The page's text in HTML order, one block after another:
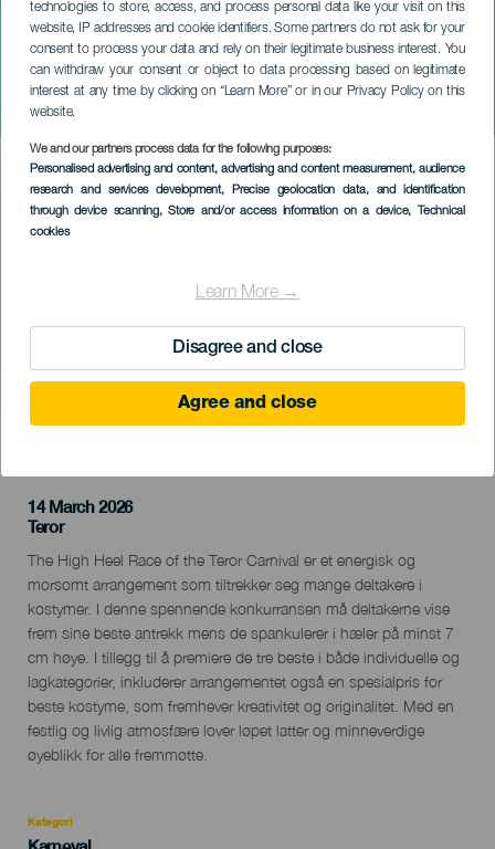
technologies to store, access, and process personal data like your visit on this
website, IP addresses and cookie identifiers. Some partners do not ask for your
consent to process your data and rely on their legitimate business interest. You
can withdraw your consent or object to data processing based on legitimate
interest at any time by clicking on “Learn More” or in our Privacy Policy on this
website.
We and our partners process data for the following purposes:
Personalised advertising and content, advertising and content measurement, audience
research and services development, Precise geolocation data, and identification
through device scanning, Store and/or access information on a device, Technical
cookies
Learn More →
Disagree and close
Agree and close
Karneval: The High Heels
Race
GRAN CANARIA
Imagen
Listado
14 March 2026
Localidad
Teror
Descripción
del
evento
The High Heel Race of the Teror Carnival er et energisk og
morsomt arrangement som tiltrekker seg mange deltakere i
kostymer. I denne spennende konkurransen må deltakerne vise
frem sine beste antrekk mens de spankulerer i hæler på minst 7
cm høye. I tillegg til å premiere de tre beste i både individuelle og
lagkategorier, inkluderer arrangementet også en spesialpris for
beste kostyme, som fremhever kreativitet og originalitet. Med en
festlig og livlig atmosfære lover løpet latter og minneverdige
øyeblikk for alle fremmøtte.
Kategori
Categoría